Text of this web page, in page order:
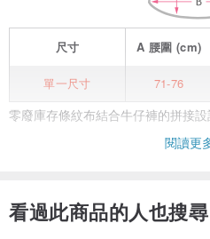
尺寸 A 腰圍 (cm)
單一尺寸 71-76
零廢庫存條紋布結合牛仔褲的拼接設
縫釦有精緻Story Wear字樣與扶桑花
閱讀更
看過此商品的人也搜